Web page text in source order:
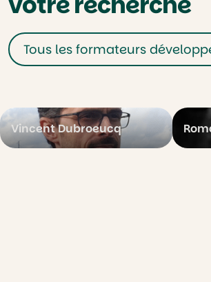
Tous les formateurs
Vincent Dubroeucq